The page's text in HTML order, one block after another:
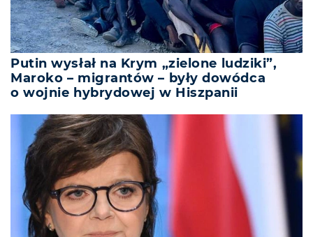
Putin wysłał na Krym „zielone ludziki”,
Maroko – migrantów – były dowódca
o wojnie hybrydowej w Hiszpanii